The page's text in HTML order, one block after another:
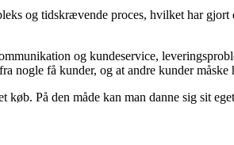
og tidskrævende proces, hvilket har
og kundeservice,
nogle få kunder, og at andre kunder
På den måde kan man danne sig sit